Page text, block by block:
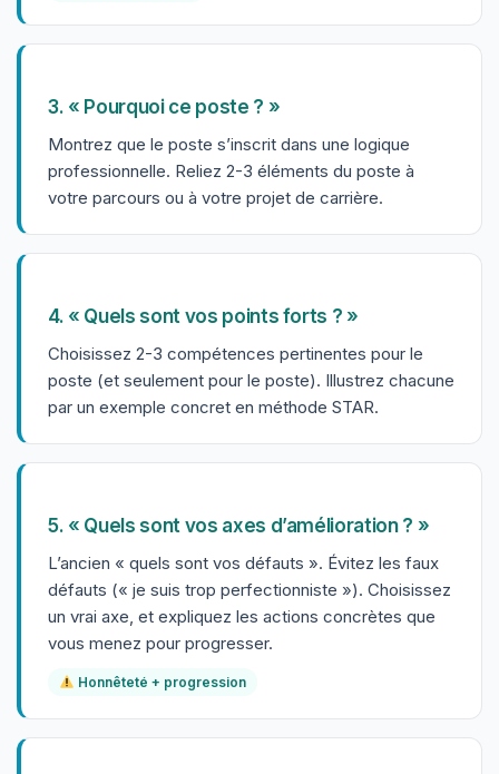
3. « Pourquoi ce poste ? »
Montrez que le poste s’inscrit dans une logique
professionnelle. Reliez 2-3 éléments du poste à
votre parcours ou à votre projet de carrière.
4. « Quels sont vos points forts ? »
Choisissez 2-3 compétences pertinentes pour le
poste (et seulement pour le poste). Illustrez chacune
par un exemple concret en méthode STAR.
5. « Quels sont vos axes d’amélioration ? »
L’ancien « quels sont vos défauts ». Évitez les faux
défauts (« je suis trop perfectionniste »). Choisissez
un vrai axe, et expliquez les actions concrètes que
vous menez pour progresser.
Honnêteté + progression